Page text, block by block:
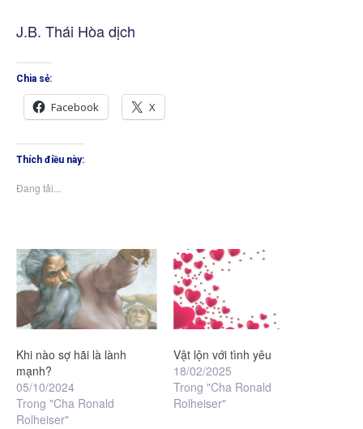
J.B. Thái Hòa dịch
Chia sẻ:
Facebook X
Thích điều này:
Đang tải...
Khi nào sợ hãi là lành
mạnh?
05/10/2024
Trong "Cha Ronald
Rolheiser"
Vật lộn với tình yêu
18/02/2025
Trong "Cha Ronald
Rolheiser"